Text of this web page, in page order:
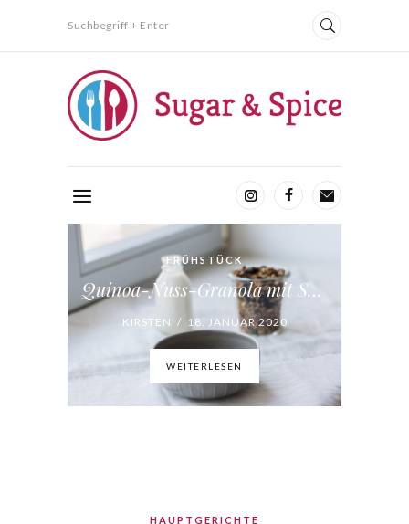
Suchbegriff + Enter
FRÜHSTÜCK
Quinoa-Nuss-Granola mit Sauerkirschen
KIRSTEN / 18. JANUAR 2020
WEITERLESEN
HAUPTGERICHTE